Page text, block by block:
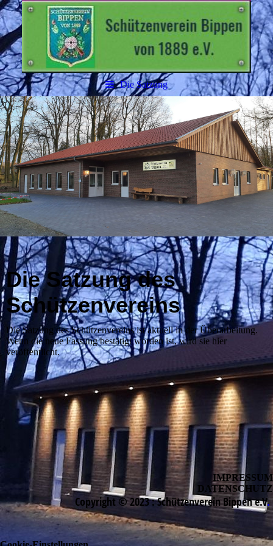
Die Satzung
Die Satzung des
Schützenvereins
Die Satzung des Schützenvereins ist aktuell in der Überarbeitung.
Wenn die neue Fassung bestätigt worden ist, wird sie hier
veröffentlicht.
IMPRESSUM
DATENSCHUTZ
Copyright © 2023 :Schützenverein Bippen e.V.